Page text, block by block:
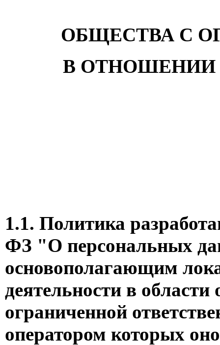
ОБЩЕСТВА С
В ОТНОШЕНИИ
1.1. Политика
ФЗ "О персональных
основополагающим
деятельности в
ограниченной
оператором которых